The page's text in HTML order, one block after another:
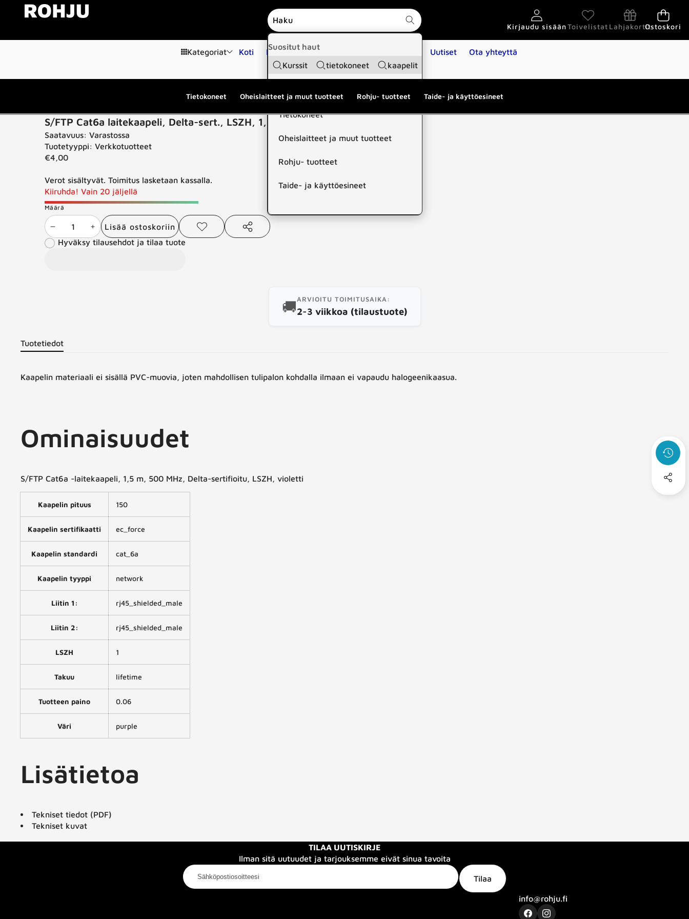
Suositut haut
Kurssit tietokoneet kaapelit
Suositut kategoriat
Tietokoneet
Oheislaitteet ja muut tuotteet
Rohju- tuotteet
Taide- ja käyttöesineet
Kirjaudu sisäänToivelistat LahjakortitOstoskori
Kategoriat Koti Kauppa Koulutukset Uutiset Ota yhteyttä
Tietokoneet Oheislaitteet ja muut tuotteet Rohju- tuotteet Taide- ja käyttöesineet
Siirry tuotetietoihin
S/FTP Cat6a laitekaapeli, Delta-sert., LSZH, 1,5m, violetti
Saatavuus: Varastossa
Tuotetyyppi: Verkkotuotteet
€4,00
Verot sisältyvät. Toimitus lasketaan kassalla.
Kiiruhda! Vain 20 jäljellä
Määrä
Vähennä
määrää
Lisää
määrää
Lisää ostoskoriin
Lisää
toivelistaan
Jaa
Hyväksy tilausehdot ja tilaa tuote
🚚ARVIOITU TOIMITUSAIKA:
2-3 viikkoa (tilaustuote)
Tuotetiedot
Kaapelin materiaali ei sisällä PVC-muovia, joten mahdollisen tulipalon kohdalla ilmaan ei vapaudu halogeenikaasua.
Ominaisuudet
S/FTP Cat6a -laitekaapeli, 1,5 m, 500 MHz, Delta-sertifioitu, LSZH, violetti
Kaapelin pituus 150
Kaapelin sertifikaatti ec_force
Kaapelin standardi cat_6a
Kaapelin tyyppi network
Liitin 1: rj45_shielded_male
Liitin 2: rj45_shielded_male
LSZH 1
Takuu lifetime
Tuotteen paino 0.06
Väri purple
Lisätietoa
Tekniset tiedot (PDF)
Tekniset kuvat
TILAA UUTISKIRJE
Ilman sitä uutuudet ja tarjouksemme eivät sinua tavoita
Sähköpostiosoitteesi
Tilaa
info@rohju.fi